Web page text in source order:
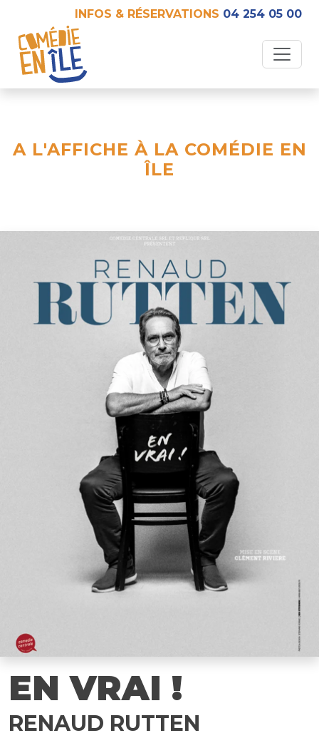
INFOS & RÉSERVATIONS 04 254 05 00
A L'AFFICHE À LA COMÉDIE EN
ÎLE
EN VRAI !
RENAUD RUTTEN